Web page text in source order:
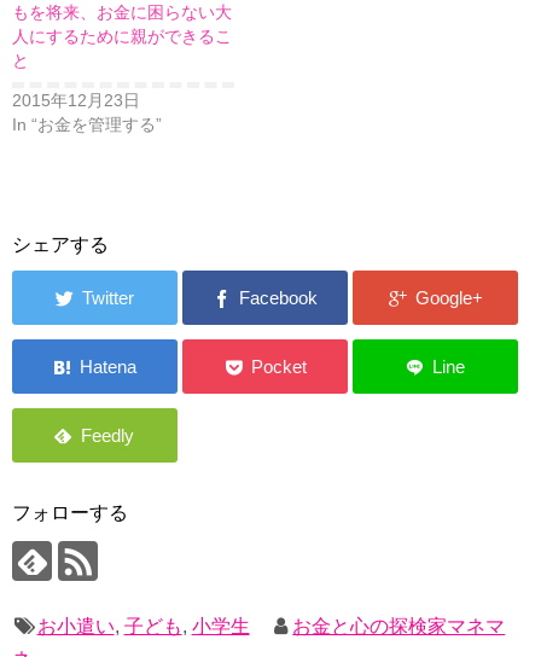
もを将来、お金に困らない大
人にするために親ができるこ
と
2015年12月23日
In “お金を管理する”
シェアする
フォローする
お小遣い, 子ども, 小学生
お金と心の探検家マネマ